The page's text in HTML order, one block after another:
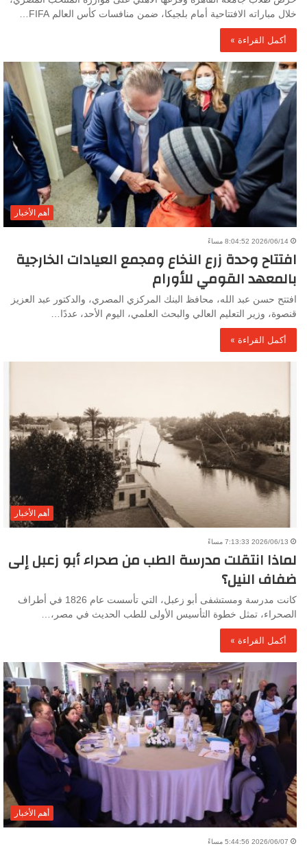
خلال مباراته الافتتاحية أمام بلجيكا، ضمن منافسات كأس العالم FIFA…
أكمل القراءة »
أهم الأخبار
2026/06/14 8:04:52 مساءً
افتتاح وحدة زرع النخاع ومجمع العيادات الخارجية
بالمعهد القومي للأورام
افتتح حسن عبد الله، محافظ البنك المركزي المصري، والدكتور عبد العزيز
قنصوة، وزير التعليم العالي والبحث العلمي، اليوم الأحد، عددًا…
أكمل القراءة »
أهم الأخبار
2026/06/13 7:13:33 مساءً
لماذا انتقلت مدرسة الطب من صحراء أبو زعبل إلى
ضفاف النيل؟
كانت مدرسة ومستشفى أبو زعبل، التي تأسست عام 1826 في أطراف
الصحراء، تمثل خطوة التأسيس الأولى للطب الحديث في مصر،…
أكمل القراءة »
أهم الأخبار
2026/06/07 5:44:56 مساءً